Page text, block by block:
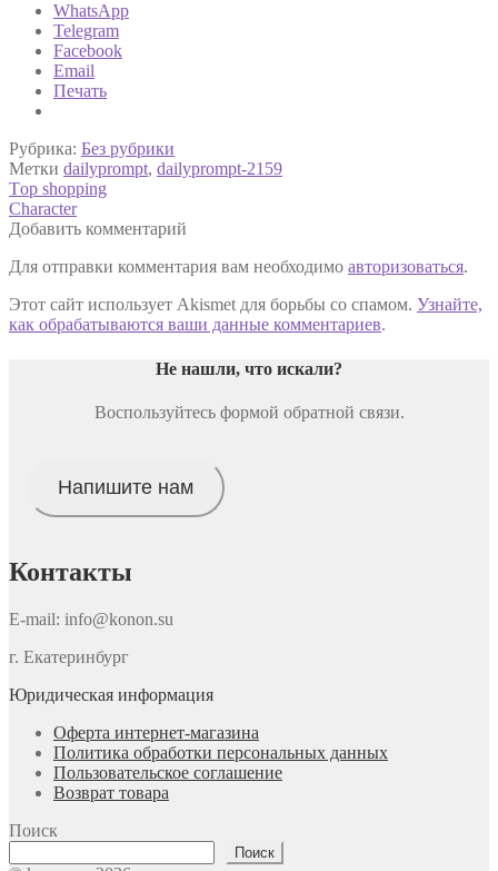
WhatsApp
Telegram
Facebook
Email
Печать
Рубрика: Без рубрики
Метки dailyprompt, dailyprompt-2159
Навигация
по
записям
Предыдущая
запись:
Тop shopping
Следующая
запись:
Character
Добавить комментарий
Для отправки комментария вам необходимо авторизоваться.
Этот сайт использует Akismet для борьбы со спамом. Узнайте,
как обрабатываются ваши данные комментариев.
Не нашли, что искали?
Воспользуйтесь формой обратной связи.
Напишите нам
Контакты
E-mail: info@konon.su
г. Екатеринбург
Юридическая информация
Оферта интернет-магазина
Политика обработки персональных данных
Пользовательское соглашение
Возврат товара
Поиск
Поиск